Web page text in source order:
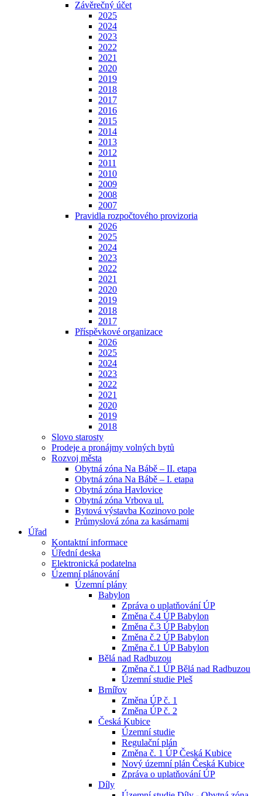
Závěrečný účet
2025
2024
2023
2022
2021
2020
2019
2018
2017
2016
2015
2014
2013
2012
2011
2010
2009
2008
2007
Pravidla rozpočtového provizoria
2026
2025
2024
2023
2022
2021
2020
2019
2018
2017
Příspěvkové organizace
2026
2025
2024
2023
2022
2021
2020
2019
2018
Slovo starosty
Prodeje a pronájmy volných bytů
Rozvoj města
Obytná zóna Na Bábě – II. etapa
Obytná zóna Na Bábě – I. etapa
Obytná zóna Havlovice
Obytná zóna Vrbova ul.
Bytová výstavba Kozinovo pole
Průmyslová zóna za kasárnami
Úřad
Kontaktní informace
Úřední deska
Elektronická podatelna
Územní plánování
Územní plány
Babylon
Zpráva o uplatňování ÚP
Změna č.4 ÚP Babylon
Změna č.3 ÚP Babylon
Změna č.2 ÚP Babylon
Změna č.1 ÚP Babylon
Bělá nad Radbuzou
Změna č.1 ÚP Bělá nad Radbuzou
Územní studie Pleš
Brnířov
Změna ÚP č. 1
Změna ÚP č. 2
Česká Kubice
Územní studie
Regulační plán
Změna č. 1 ÚP Česká Kubice
Nový územní plán Česká Kubice
Zpráva o uplatňování ÚP
Díly